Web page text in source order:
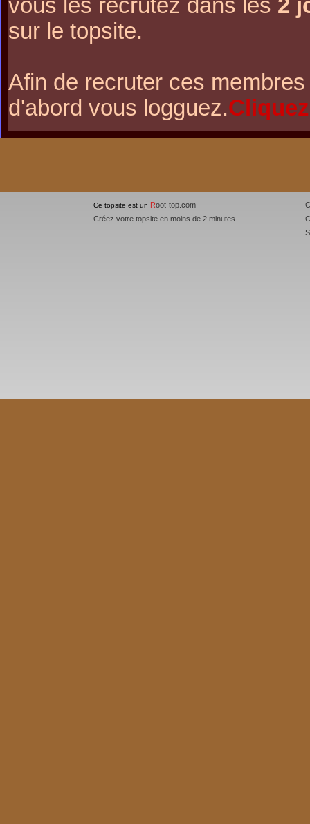
vous les recrutez dans les 2
sur le topsite.
Afin de recruter ces
d'abord vous logguez.
Ce topsite est un Root-top.com
Créez votre topsite en moins de 2 minutes